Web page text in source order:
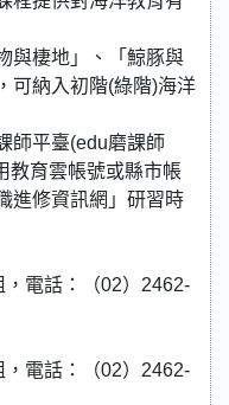
與棲地」、「鯨豚與
可納入初階(綠階)海洋
師平臺(edu磨課師
教育雲帳號或縣市帳
進修資訊網」研習時
電話：（02）2462-
電話：（02）2462-